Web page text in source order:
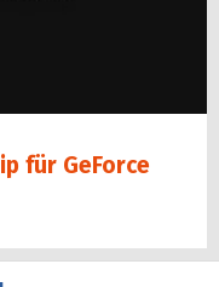
für GeForce